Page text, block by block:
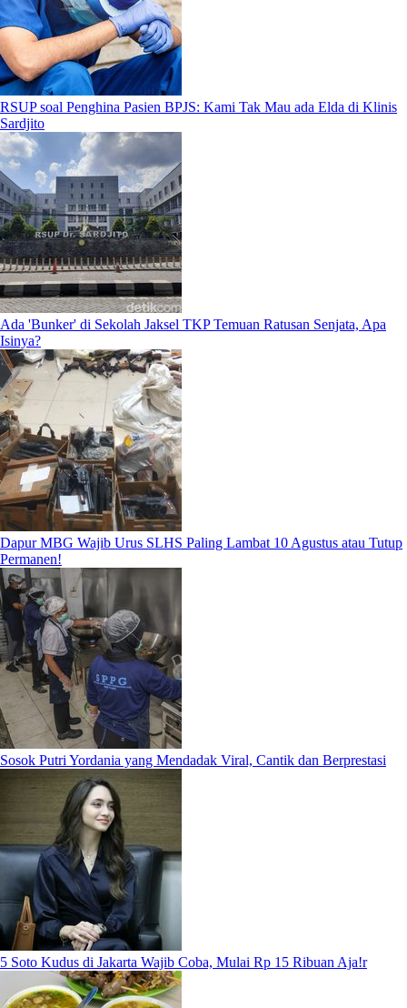
RSUP soal Penghina Pasien BPJS: Kami Tak Mau ada Elda di Klinis
Sardjito
Ada 'Bunker' di Sekolah Jaksel TKP Temuan Ratusan Senjata, Apa
Isinya?
Dapur MBG Wajib Urus SLHS Paling Lambat 10 Agustus atau Tutup
Permanen!
Sosok Putri Yordania yang Mendadak Viral, Cantik dan Berprestasi
5 Soto Kudus di Jakarta Wajib Coba, Mulai Rp 15 Ribuan Aja!r